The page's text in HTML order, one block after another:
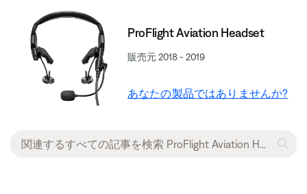
ProFlight Aviation Headset
販売元 2018 - 2019
あなたの製品ではありませんか?